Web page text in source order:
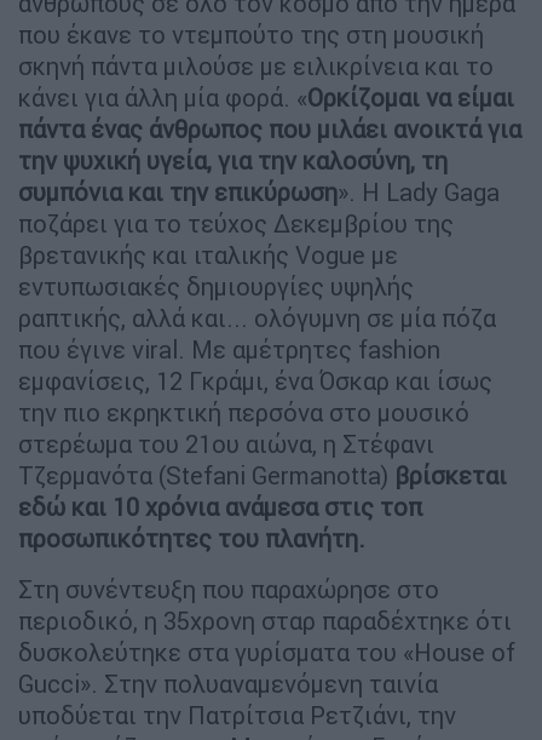
που έκανε το ντεμπούτο της στη μουσική
σκηνή πάντα μιλούσε με ειλικρίνεια και το
κάνει για άλλη μία φορά. «Ορκίζομαι να είμαι
πάντα ένας άνθρωπος που μιλάει ανοικτά για
την ψυχική υγεία, για την καλοσύνη, τη
συμπόνια και την επικύρωση». Η Lady Gaga
ποζάρει για το τεύχος Δεκεμβρίου της
βρετανικής και ιταλικής Vogue με
εντυπωσιακές δημιουργίες υψηλής
ραπτικής, αλλά και... ολόγυμνη σε μία πόζα
που έγινε viral. Με αμέτρητες fashion
εμφανίσεις, 12 Γκράμι, ένα Όσκαρ και ίσως
την πιο εκρηκτική περσόνα στο μουσικό
στερέωμα του 21ου αιώνα, η Στέφανι
Τζερμανότα (Stefani Germanotta) βρίσκεται
εδώ και 10 χρόνια ανάμεσα στις τοπ
προσωπικότητες του πλανήτη.
Στη συνέντευξη που παραχώρησε στο
περιοδικό, η 35χρονη σταρ παραδέχτηκε ότι
δυσκολεύτηκε στα γυρίσματα του «House of
Gucci». Στην πολυαναμενόμενη ταινία
υποδύεται την Πατρίτσια Ρετζιάνι, την